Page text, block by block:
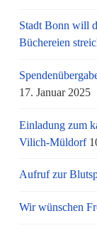
Stadt Bonn will
Büchereien
17. Januar 2025
Einladung zum
Vilich-Müldorf
Aufruf zur
Wir wünschen